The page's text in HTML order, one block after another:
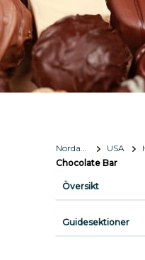
Nordamerika USA
Chocolate Bar
Översikt
Guidesektioner